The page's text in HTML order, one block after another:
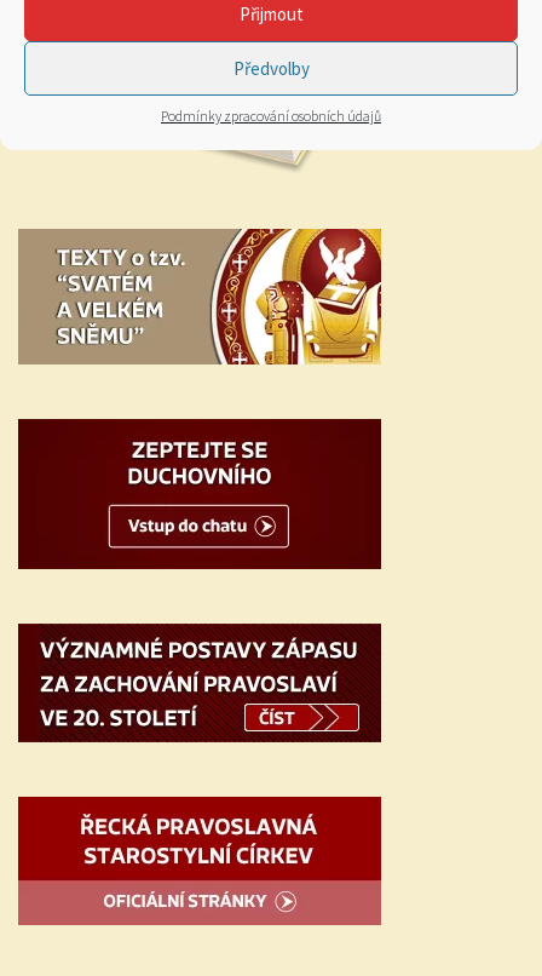
Přijmout
Předvolby
Podmínky zpracování osobních údajů